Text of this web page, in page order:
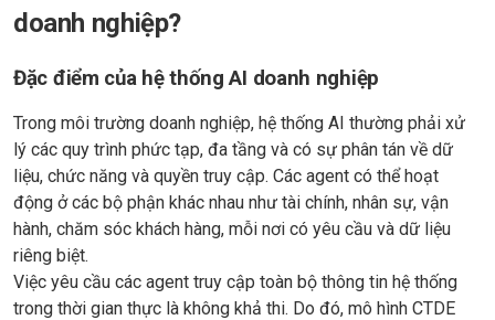
doanh nghiệp?
Đặc điểm của hệ thống AI doanh nghiệp
Trong môi trường doanh nghiệp, hệ thống AI thường phải xử
lý các quy trình phức tạp, đa tầng và có sự phân tán về dữ
liệu, chức năng và quyền truy cập. Các agent có thể hoạt
động ở các bộ phận khác nhau như tài chính, nhân sự, vận
hành, chăm sóc khách hàng, mỗi nơi có yêu cầu và dữ liệu
riêng biệt.
Việc yêu cầu các agent truy cập toàn bộ thông tin hệ thống
trong thời gian thực là không khả thi. Do đó, mô hình CTDE